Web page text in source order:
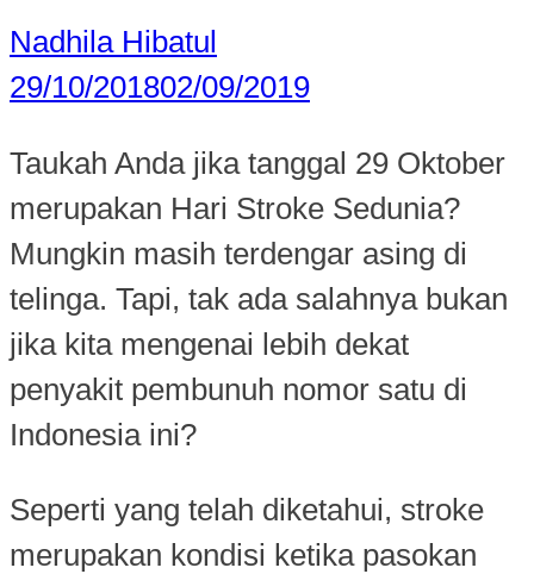
Nadhila Hibatul
29/10/201802/09/2019
Taukah Anda jika tanggal 29 Oktober
merupakan Hari Stroke Sedunia?
Mungkin masih terdengar asing di
telinga. Tapi, tak ada salahnya bukan
jika kita mengenai lebih dekat
penyakit pembunuh nomor satu di
Indonesia ini?
Seperti yang telah diketahui, stroke
merupakan kondisi ketika pasokan